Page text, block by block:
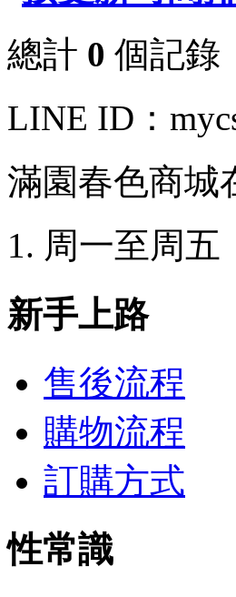
總計 0 個記錄
LINE ID：
滿園春色商城
周一至周五
新手上路
售後流程
購物流程
訂購方式
性常識